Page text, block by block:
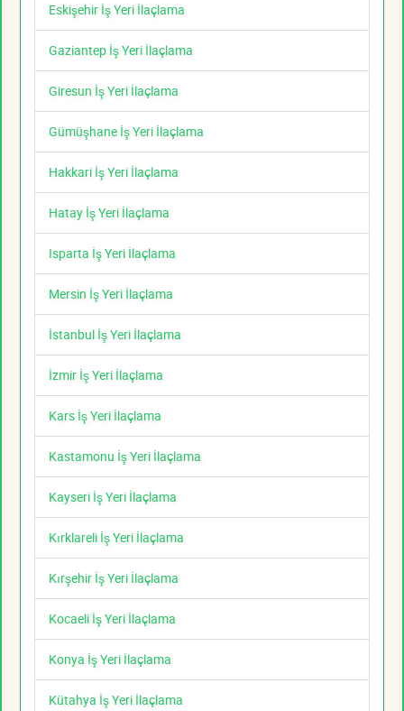
Eskişehir İş Yeri İlaçlama
Gaziantep İş Yeri İlaçlama
Giresun İş Yeri İlaçlama
Gümüşhane İş Yeri İlaçlama
Hakkari İş Yeri İlaçlama
Hatay İş Yeri İlaçlama
Isparta İş Yeri İlaçlama
Mersin İş Yeri İlaçlama
İstanbul İş Yeri İlaçlama
İzmir İş Yeri İlaçlama
Kars İş Yeri İlaçlama
Kastamonu İş Yeri İlaçlama
Kayseri İş Yeri İlaçlama
Kırklareli İş Yeri İlaçlama
Kırşehir İş Yeri İlaçlama
Kocaeli İş Yeri İlaçlama
Konya İş Yeri İlaçlama
Kütahya İş Yeri İlaçlama